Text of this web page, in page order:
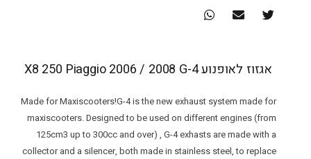
אגזוז לאופנוע X8 250 Piaggio 2006 / 2008 G-4
Made for Maxiscooters!G-4 is the new exhaust system made for
maxiscooters. Designed to be used on different engines (from
125cm3 up to 300cc and over) , G-4 exhasts are made with a
collector and a silencer, both made in stainless steel, to replace